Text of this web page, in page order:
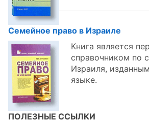
Семейное право в Израиле
Книга является
справочником по
Израиля,
языке.
ПОЛЕЗНЫЕ ССЫЛКИ